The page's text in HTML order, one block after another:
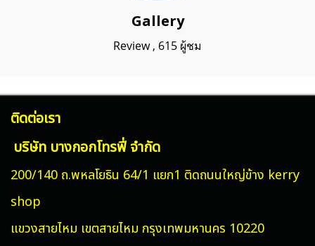
Gallery
Review, 615 ผู้ชม
ติดต่อเรา
บริษัท บางกอกโทรฟี่ จำกัด
200/140 ถ.พหลโยธิน 64/1 แยก1 ติดถนนใหญ่ข้าง kerry
shop
แขวงสายไหม เขตสายไหม กรุงเทพมหานคร 10220